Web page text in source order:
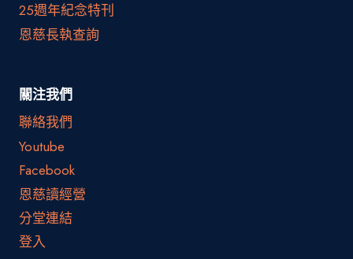
25週年紀念特刊
恩慈長執查詢
關注我們
聯絡我們
Youtube
Facebook
恩慈讀經營
分堂連結
登入